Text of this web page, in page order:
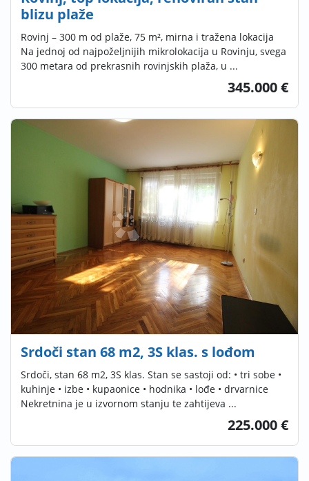
blizu plaže
Rovinj – 300 m od plaže, 75 m², mirna i tražena lokacija
Na jednoj od najpoželjnijih mikrolokacija u Rovinju, svega
300 metara od prekrasnih rovinjskih plaža, u ...
345.000 €
Srdoči stan 68 m2, 3S klas. s lođom
Srdoči, stan 68 m2, 3S klas. Stan se sastoji od: • tri sobe •
kuhinje • izbe • kupaonice • hodnika • lođe • drvarnice
Nekretnina je u izvornom stanju te zahtijeva ...
225.000 €